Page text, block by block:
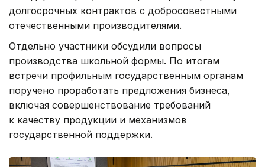
долгосрочных контрактов с добросовестными
отечественными производителями.
Отдельно участники обсудили вопросы
производства школьной формы. По итогам
встречи профильным государственным органам
поручено проработать предложения бизнеса,
включая совершенствование требований
к качеству продукции и механизмов
государственной поддержки.